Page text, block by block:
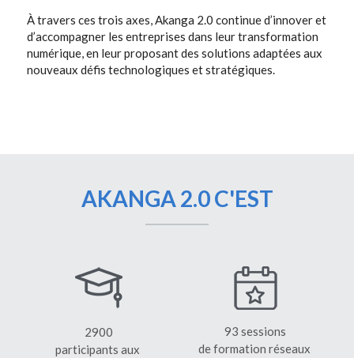
À travers ces trois axes, Akanga 2.0 continue d’innover et
d’accompagner les entreprises dans leur transformation
numérique, en leur proposant des solutions adaptées aux
nouveaux défis technologiques et stratégiques.
AKANGA 2.0 C'EST
2900
participants aux
93 sessions
de formation réseaux